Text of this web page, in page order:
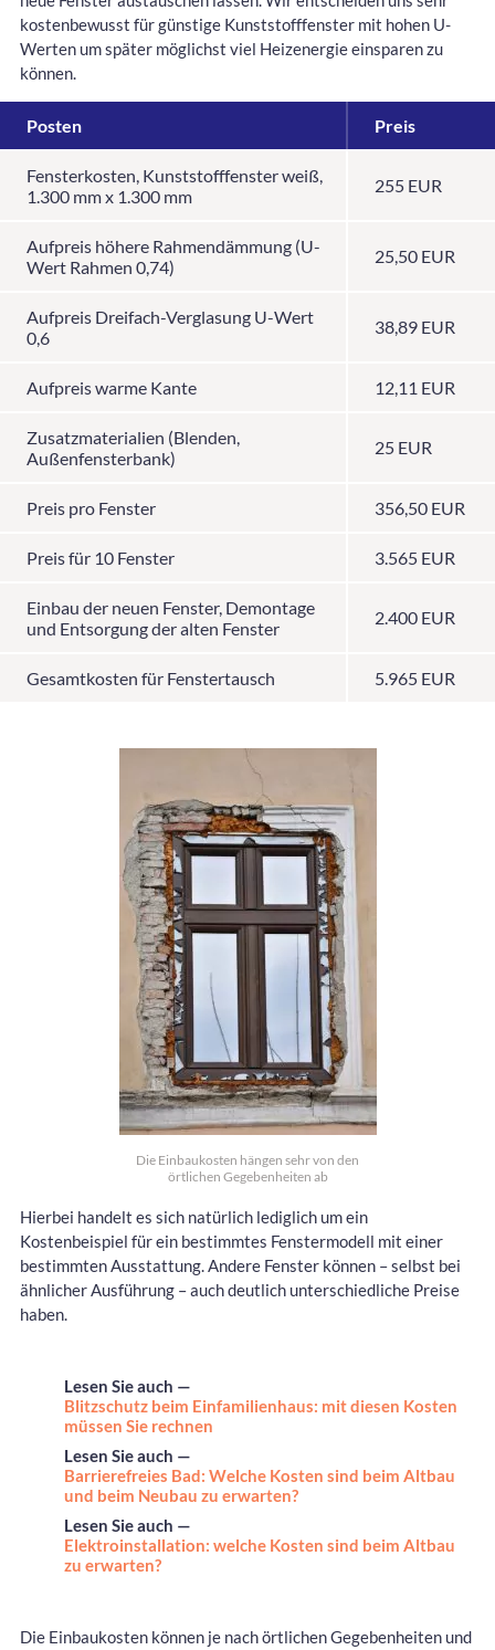
kostenbewusst für günstige Kunststofffenster mit hohen U-
Werten um später möglichst viel Heizenergie einsparen zu
können.
Posten Preis
Fensterkosten, Kunststofffenster weiß,
1.300 mm x 1.300 mm
255 EUR
Aufpreis höhere Rahmendämmung (U-
Wert Rahmen 0,74)
25,50 EUR
Aufpreis Dreifach-Verglasung U-Wert
0,6
38,89 EUR
Aufpreis warme Kante 12,11 EUR
Zusatzmaterialien (Blenden,
Außenfensterbank)
25 EUR
Preis pro Fenster 356,50 EUR
Preis für 10 Fenster 3.565 EUR
Einbau der neuen Fenster, Demontage
und Entsorgung der alten Fenster
2.400 EUR
Gesamtkosten für Fenstertausch 5.965 EUR
Die Einbaukosten hängen sehr von den
örtlichen Gegebenheiten ab
Hierbei handelt es sich natürlich lediglich um ein
Kostenbeispiel für ein bestimmtes Fenstermodell mit einer
bestimmten Ausstattung. Andere Fenster können – selbst bei
ähnlicher Ausführung – auch deutlich unterschiedliche Preise
haben.
Lesen Sie auch —
Blitzschutz beim Einfamilienhaus: mit diesen Kosten
müssen Sie rechnen
Lesen Sie auch —
Barrierefreies Bad: Welche Kosten sind beim Altbau
und beim Neubau zu erwarten?
Lesen Sie auch —
Elektroinstallation: welche Kosten sind beim Altbau
zu erwarten?
Die Einbaukosten können je nach örtlichen Gegebenheiten und